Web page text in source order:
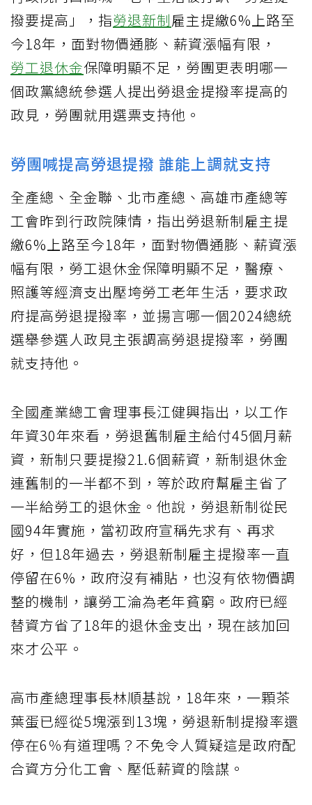
撥要提高」，指勞退新制雇主提繳6%上路至
今18年，面對物價通膨、薪資漲幅有限，
勞工退休金保障明顯不足，勞團更表明哪一
個政黨總統參選人提出勞退金提撥率提高的
政見，勞團就用選票支持他。
勞團喊提高勞退提撥 誰能上調就支持
全產總、全金聯、北市產總、高雄市產總等
工會昨到行政院陳情，指出勞退新制雇主提
繳6%上路至今18年，面對物價通膨、薪資漲
幅有限，勞工退休金保障明顯不足，醫療、
照護等經濟支出壓垮勞工老年生活，要求政
府提高勞退提撥率，並揚言哪一個2024總統
選舉參選人政見主張調高勞退提撥率，勞團
就支持他。
全國產業總工會理事長江健興指出，以工作
年資30年來看，勞退舊制雇主給付45個月薪
資，新制只要提撥21.6個薪資，新制退休金
連舊制的一半都不到，等於政府幫雇主省了
一半給勞工的退休金。他說，勞退新制從民
國94年實施，當初政府宣稱先求有、再求
好，但18年過去，勞退新制雇主提撥率一直
停留在6%，政府沒有補貼，也沒有依物價調
整的機制，讓勞工淪為老年貧窮。政府已經
替資方省了18年的退休金支出，現在該加回
來才公平。
高市產總理事長林順基說，18年來，一顆茶
葉蛋已經從5塊漲到13塊，勞退新制提撥率還
停在6％有道理嗎？不免令人質疑這是政府配
合資方分化工會、壓低薪資的陰謀。